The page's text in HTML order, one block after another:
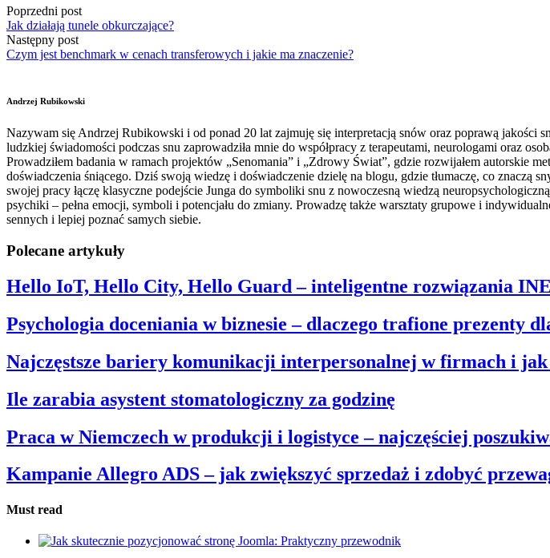
Poprzedni post
Jak działają tunele obkurczające?
Następny post
Czym jest benchmark w cenach transferowych i jakie ma znaczenie?
Andrzej Rubikowski
Nazywam się Andrzej Rubikowski i od ponad 20 lat zajmuję się interpretacją snów oraz poprawą
ludzkiej świadomości podczas snu zaprowadziła mnie do współpracy z terapeutami, neurologami oraz
Prowadziłem badania w ramach projektów „Senomania” i „Zdrowy Świat”, gdzie rozwijałem autorskie
doświadczenia śniącego. Dziś swoją wiedzę i doświadczenie dzielę na blogu, gdzie tłumaczę, co
swojej pracy łączę klasyczne podejście Junga do symboliki snu z nowoczesną wiedzą
psychiki – pełna emocji, symboli i potencjału do zmiany. Prowadzę także warsztaty grupowe i
sennych i lepiej poznać samych siebie.
Polecane artykuły
Hello IoT, Hello City, Hello Guard – inteligentne rozwiązania
Psychologia doceniania w biznesie – dlaczego trafione prezenty
Najczęstsze bariery komunikacji interpersonalnej w firmach i
Ile zarabia asystent stomatologiczny za godzinę
Praca w Niemczech w produkcji i logistyce – najczęściej
Kampanie Allegro ADS – jak zwiększyć sprzedaż i zdobyć
Must read